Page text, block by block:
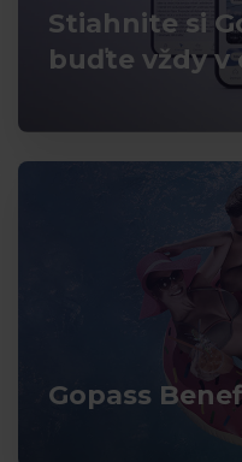
Stiahnite si
buďte vždy v
Gopass